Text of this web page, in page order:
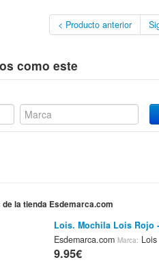
< Producto anterior
como este
la tienda Esdemarca.com
Lois. Mochila Lois Rojo
Esdemarca.com Marca: Lois
9.95€